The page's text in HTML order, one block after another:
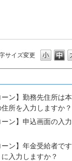
サイズ変更
ーン】勤務先住所は本
所を入力しますか？
ーン】申込画面の入力
ーン】年金受給者です
入力しますか？